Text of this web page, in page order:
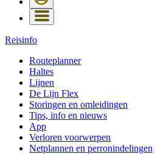
Reisinfo
Routeplanner
Haltes
Lijnen
De Lijn Flex
Storingen en omleidingen
Tips, info en nieuws
App
Verloren voorwerpen
Netplannen en perronindelingen